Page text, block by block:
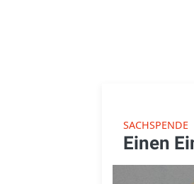
SACHSPENDE
Einen